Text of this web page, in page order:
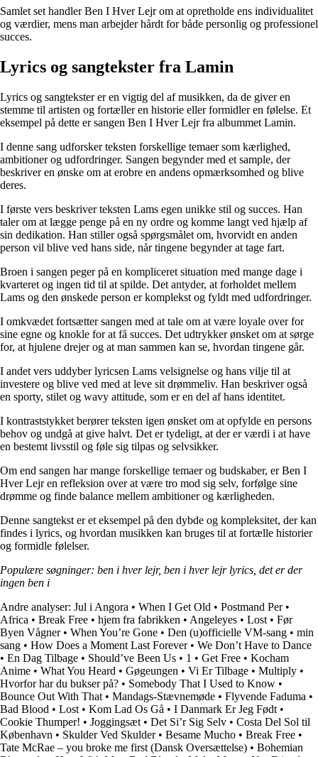
Samlet set handler Ben I Hver Lejr om at opretholde ens individualitet
og værdier, mens man arbejder hårdt for både personlig og professionel
succes.
Lyrics og sangtekster fra Lamin
Lyrics og sangtekster er en vigtig del af musikken, da de giver en
stemme til artisten og fortæller en historie eller formidler en følelse. Et
eksempel på dette er sangen Ben I Hver Lejr fra albummet Lamin.
I denne sang udforsker teksten forskellige temaer som kærlighed,
ambitioner og udfordringer. Sangen begynder med et sample, der
beskriver en ønske om at erobre en andens opmærksomhed og blive
deres.
I første vers beskriver teksten Lams egen unikke stil og succes. Han
taler om at lægge penge på en ny ordre og komme langt ved hjælp af
sin dedikation. Han stiller også spørgsmålet om, hvorvidt en anden
person vil blive ved hans side, når tingene begynder at tage fart.
Broen i sangen peger på en kompliceret situation med mange dage i
kvarteret og ingen tid til at spilde. Det antyder, at forholdet mellem
Lams og den ønskede person er komplekst og fyldt med udfordringer.
I omkvædet fortsætter sangen med at tale om at være loyale over for
sine egne og knokle for at få succes. Det udtrykker ønsket om at sørge
for, at hjulene drejer og at man sammen kan se, hvordan tingene går.
I andet vers uddyber lyricsen Lams velsignelse og hans vilje til at
investere og blive ved med at leve sit drømmeliv. Han beskriver også
en sporty, stilet og wavy attitude, som er en del af hans identitet.
I kontraststykket berører teksten igen ønsket om at opfylde en persons
behov og undgå at give halvt. Det er tydeligt, at der er værdi i at have
en bestemt livsstil og føle sig tilpas og selvsikker.
Om end sangen har mange forskellige temaer og budskaber, er Ben I
Hver Lejr en refleksion over at være tro mod sig selv, forfølge sine
drømme og finde balance mellem ambitioner og kærligheden.
Denne sangtekst er et eksempel på den dybde og kompleksitet, der kan
findes i lyrics, og hvordan musikken kan bruges til at fortælle historier
og formidle følelser.
Populære søgninger: ben i hver lejr, ben i hver lejr lyrics, det er der
ingen ben i
Andre analyser: Jul i Angora • When I Get Old • Postmand Per•
Africa • Break Free • ​hjem fra fabrikken • Angeleyes • Lost • Før
Byen Vågner• When You’re Gone • Den (u)officielle VM-sang • ​min
sang • How Does a Moment Last Forever• We Don’t Have to Dance
• En Dag Tilbage • Should’ve Been Us • 1 • Get Free • Kocham
Anime • What You Heard • Gøgeungen • Vi Er Tilbage • Multiply •
Hvorfor har du bukser på? • Somebody That I Used to Know •
Bounce Out With That • Mandags-Stævnemøde • Flyvende Faduma •
Bad Blood • Lost • Kom Lad Os Gå • I Danmark Er Jeg Født •
Cookie Thumper! • Joggingsæt • Det Si’r Sig Selv • Costa Del Sol til
København • Skulder Ved Skulder• Besame Mucho • Break Free •
Tate McRae – you broke me first (Dansk Oversættelse) • Bohemian